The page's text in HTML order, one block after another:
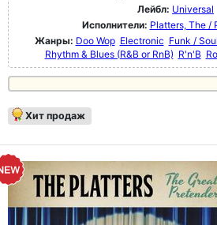
Лейбл: Universal
Исполнители: Platters, The /
Жанры: Doo Wop Electronic Funk / Soul
Rhythm & Blues (R&B or RnB) R'n'B
Хит продаж